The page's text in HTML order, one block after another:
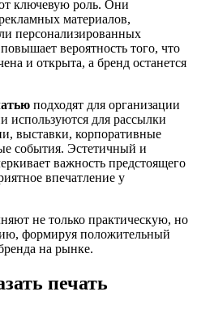
ключевую роль. Они
материалов,
персонализированных
вероятность того, что
и открыта, а бренд останется
подходят для организации
используются для рассылки
выставки, корпоративные
события. Эстетичный и
важность предстоящего
впечатление у
не только практическую, но
формируя положительный
на рынке.
печать